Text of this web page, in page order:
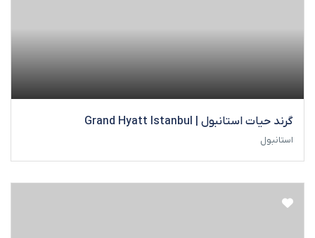
گرند حیات استانبول | Grand Hyatt Istanbul
استانبول